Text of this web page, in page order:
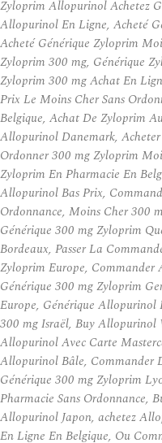
Zyloprim Allopurinol Achetez
Allopurinol En Ligne, Acheté
Acheté Générique Zyloprim
Zyloprim 300 mg, Générique
Zyloprim 300 mg Achat En
Prix Le Moins Cher Sans
Belgique, Achat De Zyloprim
Allopurinol Danemark,
Ordonner 300 mg Zyloprim
Zyloprim En Pharmacie En
Allopurinol Bas Prix,
Ordonnance, Moins Cher 300
Générique 300 mg Zyloprim
Bordeaux, Passer La
Zyloprim Europe,
Générique 300 mg Zyloprim
Europe, Générique Allopurinol
300 mg Israël, Buy Allopurinol
Allopurinol Avec Carte
Allopurinol Bâle, Commander
Générique 300 mg Zyloprim
Pharmacie Sans Ordonnance,
Allopurinol Japon, achetez
En Ligne En Belgique, Ou